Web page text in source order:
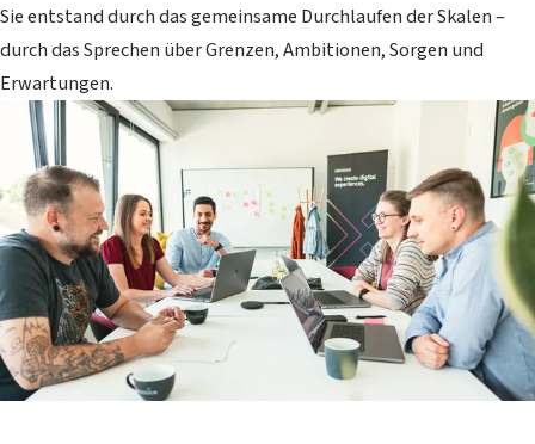
Sie entstand durch das gemeinsame Durchlaufen der Skalen –
durch das Sprechen über Grenzen, Ambitionen, Sorgen und
Erwartungen.